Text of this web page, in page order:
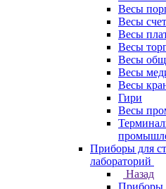
Весы
Весы
Весы
Весы
Весы
Весы
Весы
Гири
Весы
Приборы для
лабораторий
Назад
Приборы